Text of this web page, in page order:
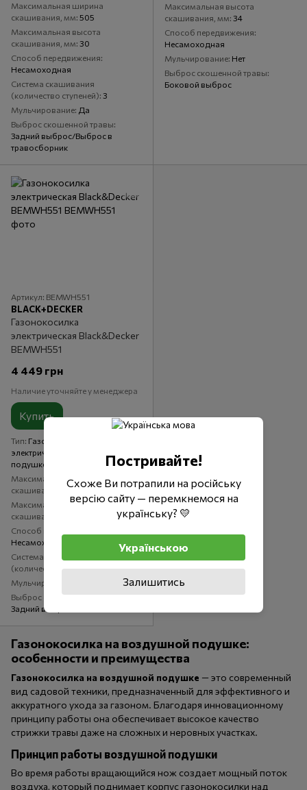
Максимальная ширина
скашивания, мм 505
Максимальная высота
скашивания, мм 30
Способ передвижения
Несамоходная
Система скашивания
(количество ступеней) 3
Мульчирование Да
Выброс скошенной травы
Задний выброс/Выброс в
травосборник
Максимальная высота
скашивания, мм 34
Способ передвижения
Несамоходная
Мульчирование Нет
Выброс скошенной травы
Боковой выброс
Артикул: BEMWH551
BLACK+DECKER
Газонокосилка
электрическая Black&Decker
BEMWH551
4 449 грн
Наличие уточняйте у менеджера
Купить
Тип Газонокосилка
электрическая на воздушной
подушке
Максимальная ширина
скашивания, мм 340
Максимальная высота
скашивания, мм
Способ передвижения
Несамоходная
Система скашивания
(количество ступеней) 2
Мульчирование
Выброс скошенной травы
Задний выброс
Газонокосилка на воздушной подушке:
особенности и преимущества
Газонокосилка на воздушной подушке — это современный
вид садовой техники, предназначенный для эффективного и
аккуратного ухода за газоном. Благодаря инновационному
принципу работы она обеспечивает высокое качество
стрижки травы даже на сложных и неровных участках.
Принцип работы воздушной подушки
Во время работы вращающийся нож создает мощный поток
воздуха, который поднимает корпус газонокосилки над
Постривайте!
Схоже Ви потрапили на російську
версію сайту — перемкнемося на
українську? 💛
Українською
Залишитись